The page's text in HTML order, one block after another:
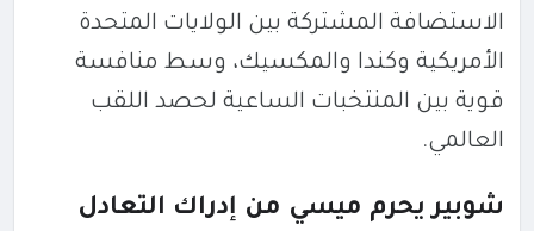
الاستضافة المشتركة بين الولايات المتحدة
الأمريكية وكندا والمكسيك، وسط منافسة
قوية بين المنتخبات الساعية لحصد اللقب
العالمي.
شوبير يحرم ميسي من إدراك التعادل